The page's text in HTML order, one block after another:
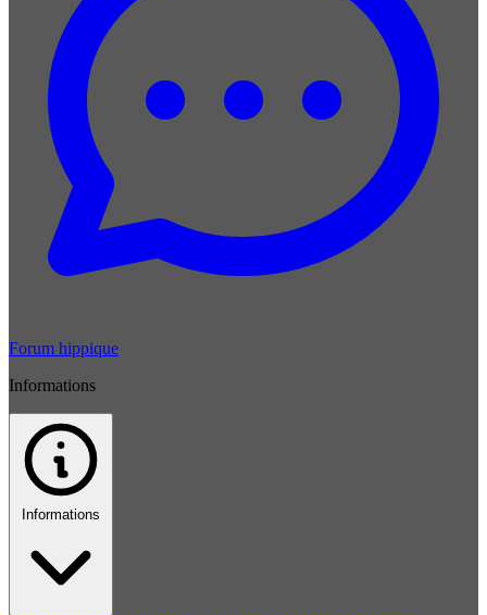
Forum hippique
Informations
Informations